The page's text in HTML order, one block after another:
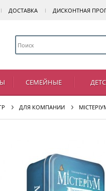
ДОСТАВКА ДИСКОНТНАЯ
СЕМЕЙНЫЕ
ДЛЯ КОМПАНИИ